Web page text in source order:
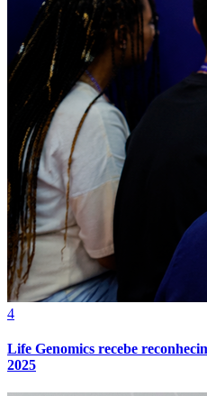
Internacional
4
Life Genomics recebe
2025